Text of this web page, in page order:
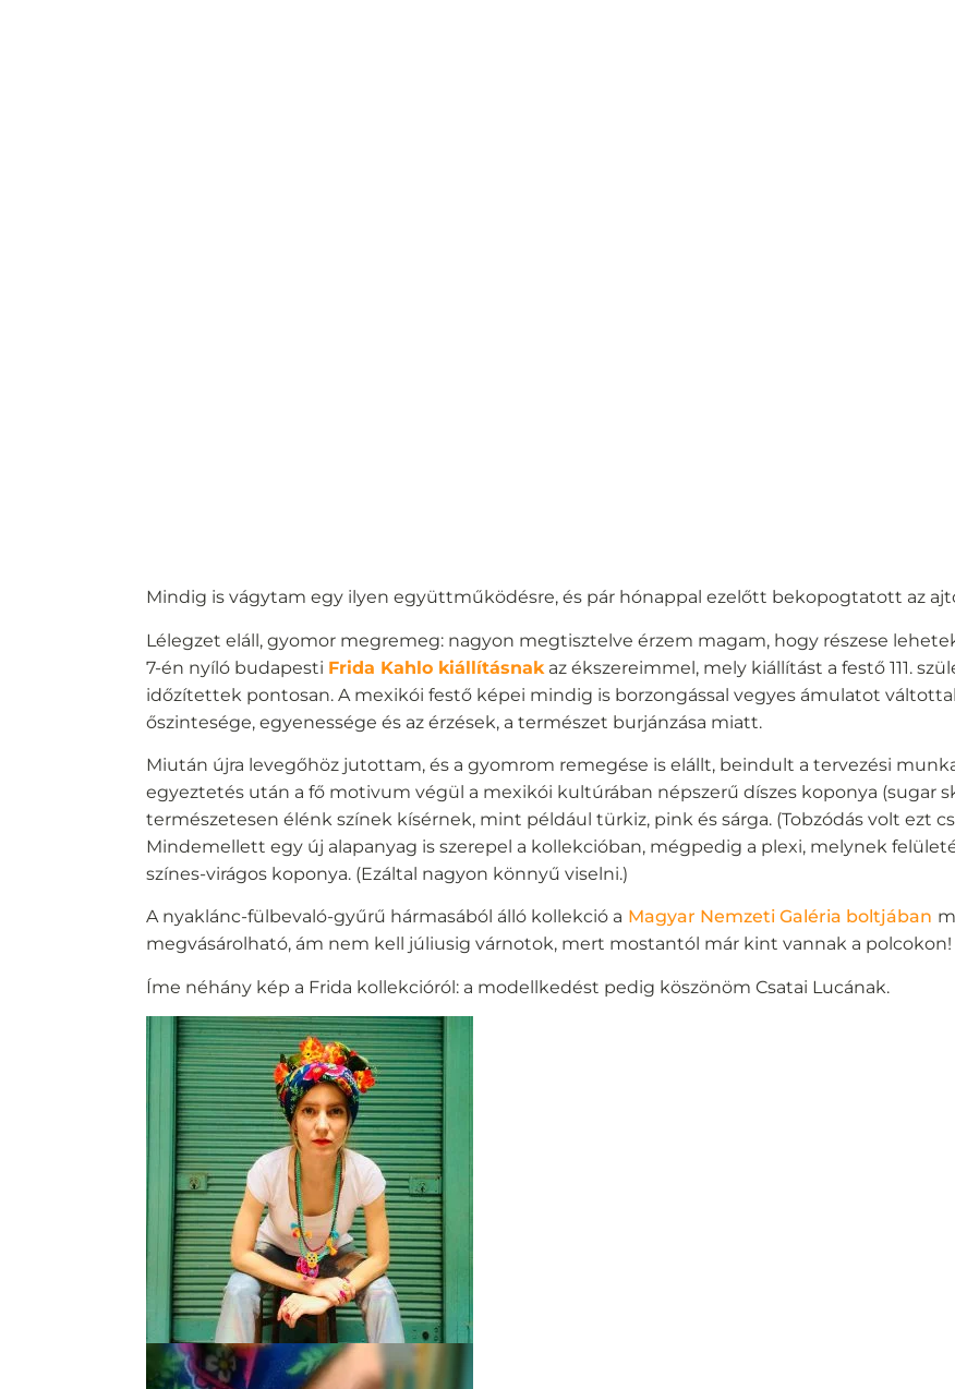
Mindig is vágytam egy ilyen együttműködésre, és pár hónappal ezelőtt bekopogtatott az
Lélegzet eláll, gyomor megremeg: nagyon megtisztelve érzem magam, hogy részese lehetek
7-én nyíló budapesti Frida Kahlo kiállításnak az ékszereimmel, mely kiállítást a festő 111.
időzítettek pontosan. A mexikói festő képei mindig is borzongással vegyes ámulatot
őszintesége, egyenessége és az érzések, a természet burjánzása miatt.
Miután újra levegőhöz jutottam, és a gyomrom remegése is elállt, beindult a tervezési
egyeztetés után a fő motivum végül a mexikói kultúrában népszerű díszes koponya (sugar
természetesen élénk színek kísérnek, mint például türkiz, pink és sárga. (Tobzódás volt ezt
Mindemellett egy új alapanyag is szerepel a kollekcióban, mégpedig a plexi, melynek
színes-virágos koponya. (Ezáltal nagyon könnyű viselni.)
A nyaklánc-fülbevaló-gyűrű hármasából álló kollekció a Magyar Nemzeti Galéria boltjában
megvásárolható, ám nem kell júliusig várnotok, mert mostantól már kint vannak a polcokon!
Íme néhány kép a Frida kollekcióról: a modellkedést pedig köszönöm Csatai Lucának.